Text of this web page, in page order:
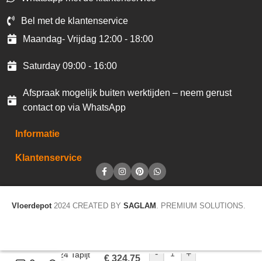
Bel met de klantenservice
Maandag- Vrijdag 12:00 - 18:00
Saturday 09:00 - 16:00
Afspraak mogelijk buiten werktijden – neem gerust
contact op via WhatsApp
Informatie
Klantenservice
Vloerdepot 2024 CREATED BY SAGLAM . PREMIUM SOLUTIONS.
Wool 24 Tapijt
€ 324,75 - +